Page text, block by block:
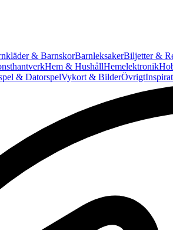
& BarnskorBarnleksakerBiljetter &
Hem & HushållHemelektronik
& DatorspelVykort & BilderÖvrigt